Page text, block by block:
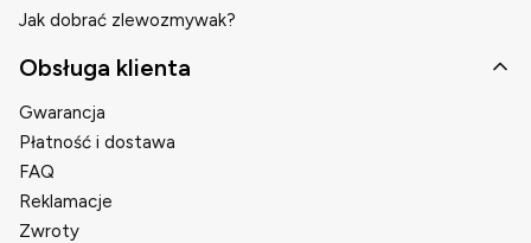
Jak dobrać zlewozmywak?
Obsługa klienta
Gwarancja
Płatność i dostawa
FAQ
Reklamacje
Zwroty